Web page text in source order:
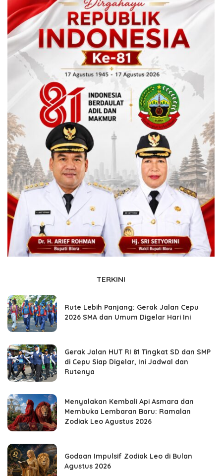
TERKINI
Rute Lebih Panjang: Gerak Jalan Cepu
2026 SMA dan Umum Digelar Hari Ini
Gerak Jalan HUT RI 81 Tingkat SD dan SMP
di Cepu Siap Digelar, Ini Jadwal dan
Rutenya
Menyalakan Kembali Api Asmara dan
Membuka Lembaran Baru: Ramalan
Zodiak Leo Agustus 2026
Godaan Impulsif Zodiak Leo di Bulan
Agustus 2026